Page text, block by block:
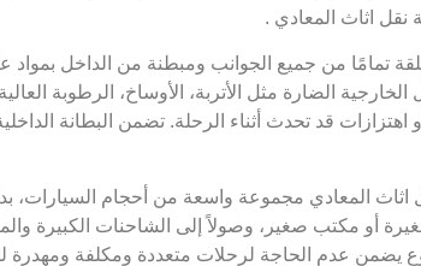
اثاث المعادي .
تمامًا من جميع الجوانب ومبطنة من الداخل بمواد
الضارة مثل الأتربة، الأوساخ، الرطوبة
قد تحدث أثناء الرحلة. تضمن البطانة
اثاث المعادي مجموعة واسعة من أحجام السيارات،
أو مكتب صغير، وصولاً إلى الشاحنات الكبيرة
يضمن عدم الحاجة لرحلات متعددة ومكلفة ومهدرة